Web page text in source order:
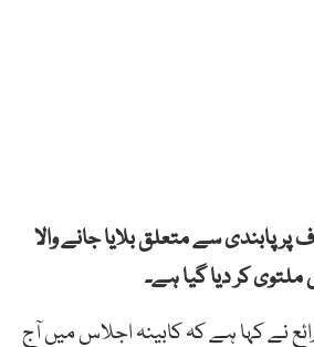
پابندی سے متعلق بلایا جانے والا
ملتوی کر دیا گیا ہے۔
نے کہا ہے کہ کابینہ اجلاس میں آج